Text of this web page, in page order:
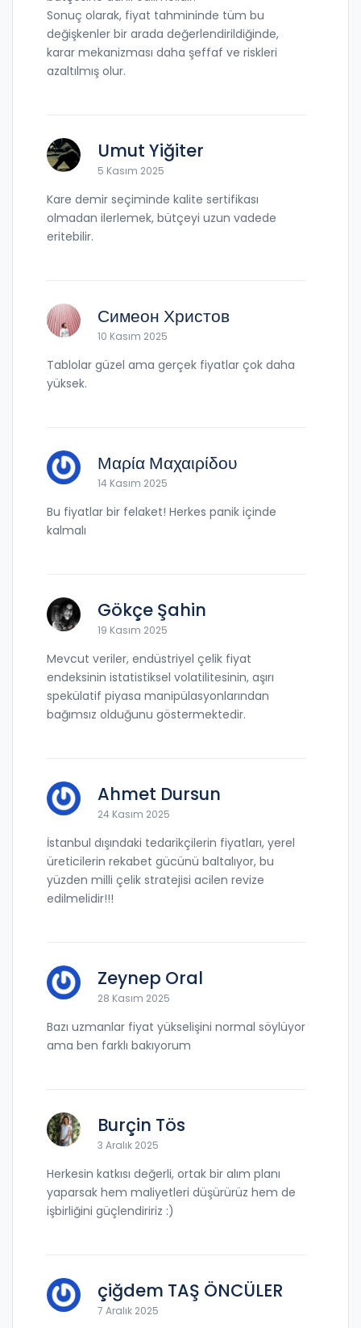
Sonuç olarak, fiyat tahmininde tüm bu
değişkenler bir arada değerlendirildiğinde,
karar mekanizması daha şeffaf ve riskleri
azaltılmış olur.
Umut Yiğiter
5 Kasım 2025
Kare demir seçiminde kalite sertifikası
olmadan ilerlemek, bütçeyi uzun vadede
eritebilir.
Симеон Христов
10 Kasım 2025
Tablolar güzel ama gerçek fiyatlar çok daha
yüksek.
Μαρία Μαχαιρίδου
14 Kasım 2025
Bu fiyatlar bir felaket! Herkes panik içinde
kalmalı
Gökçe Şahin
19 Kasım 2025
Mevcut veriler, endüstriyel çelik fiyat
endeksinin istatistiksel volatilitesinin, aşırı
spekülatif piyasa manipülasyonlarından
bağımsız olduğunu göstermektedir.
Ahmet Dursun
24 Kasım 2025
İstanbul dışındaki tedarikçilerin fiyatları, yerel
üreticilerin rekabet gücünü baltalıyor, bu
yüzden milli çelik stratejisi acilen revize
edilmelidir!!!
Zeynep Oral
28 Kasım 2025
Bazı uzmanlar fiyat yükselişini normal söylüyor
ama ben farklı bakıyorum
Burçin Tös
3 Aralık 2025
Herkesin katkısı değerli, ortak bir alım planı
yaparsak hem maliyetleri düşürürüz hem de
işbirliğini güçlendiririz :)
çiğdem TAŞ ÖNCÜLER
7 Aralık 2025